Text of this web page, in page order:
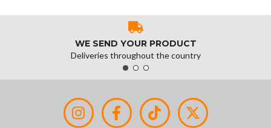
WE SEND YOUR PRODUCT
Deliveries throughout the country